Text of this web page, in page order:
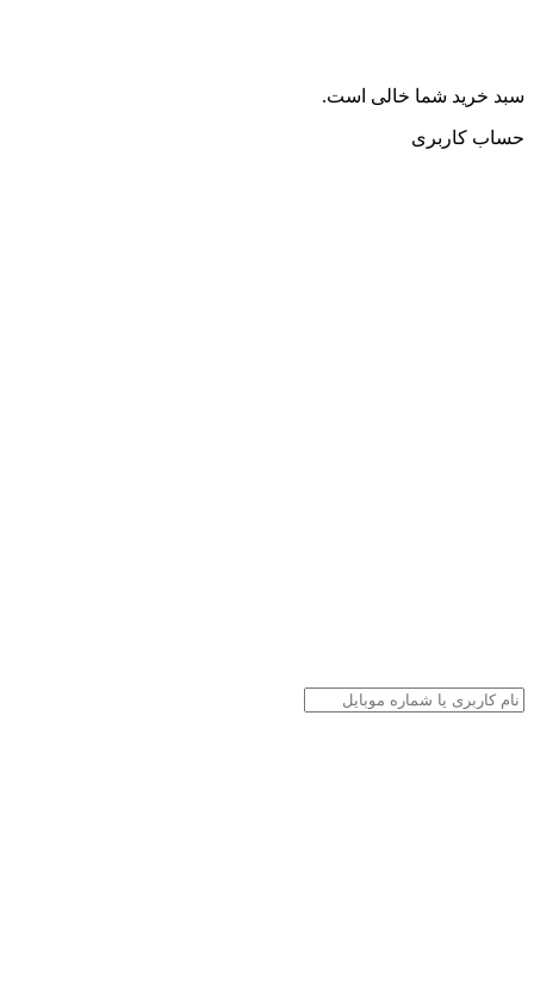
سبد خرید شما خالی است.
حساب کاربری